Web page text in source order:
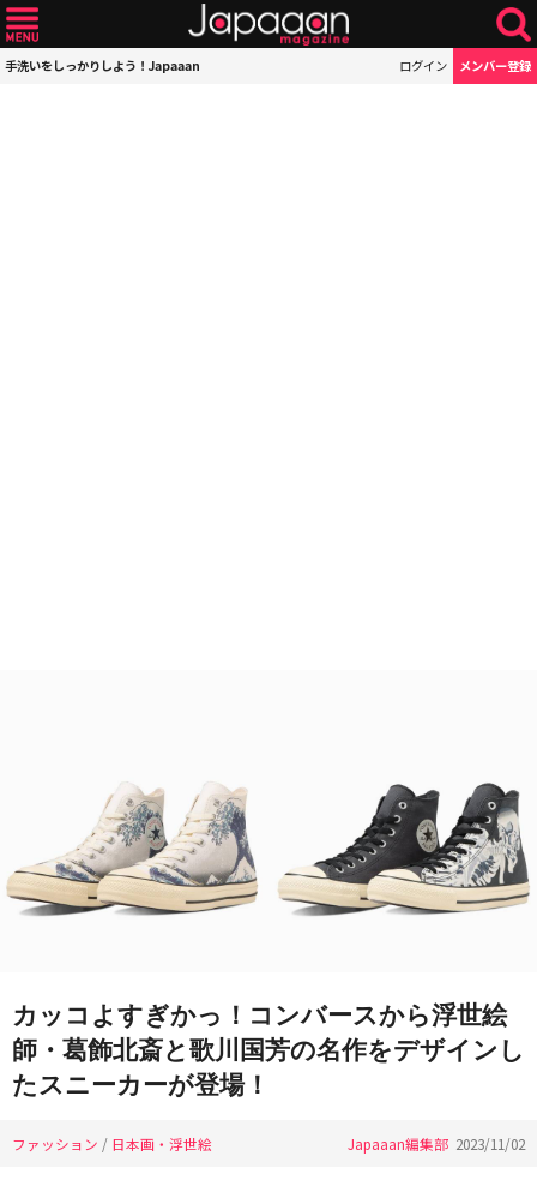
手洗いをしっかりしよう！Japaaan ログイン メンバー登録
カッコよすぎかっ！コンバースから浮世絵
師・葛飾北斎と歌川国芳の名作をデザインし
たスニーカーが登場！
ファッション / 日本画・浮世絵 Japaaan編集部 2023/11/02